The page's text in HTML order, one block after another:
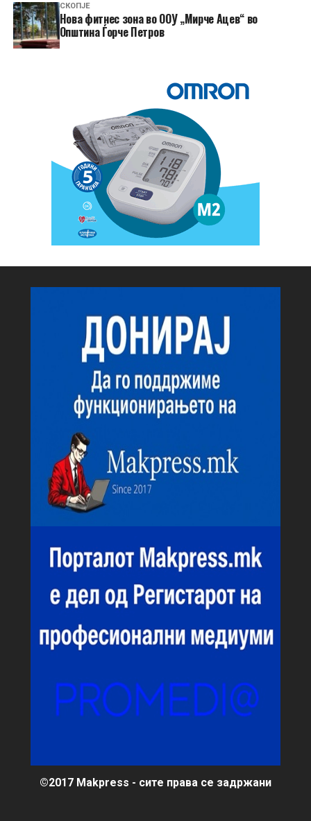
СКОПЈЕ
Нова фитнес зона во ООУ „Мирче Ацев“ во
Општина Ѓорче Петров
©2017 Makpress - сите права се задржани